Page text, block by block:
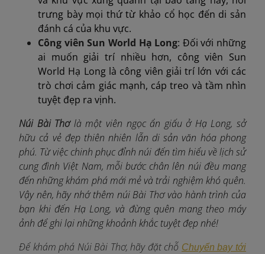
trưng bày mọi thứ từ khảo cổ học đến di sản
đánh cá của khu vực.
Công viên Sun World Hạ Long: Đối với những
ai muốn giải trí nhiều hơn, công viên Sun
World Hạ Long là công viên giải trí lớn với các
trò chơi cảm giác mạnh, cáp treo và tầm nhìn
tuyệt đẹp ra vịnh.
Núi Bài Thơlà một viên ngọc ẩn giấu ở Hạ Long, sở
hữu cả vẻ đẹp thiên nhiên lẫn di sản văn hóa phong
phú. Từ việc chinh phục đỉnh núi đến tìm hiểu về lịch sử
cung đình Việt Nam, mỗi bước chân lên núi đều mang
đến những khám phá mới mẻ và trải nghiệm khó quên.
Vậy nên, hãy nhớ thêm núi Bài Thơ vào hành trình của
bạn khi đến Hạ Long, và đừng quên mang theo máy
ảnh để ghi lại những khoảnh khắc tuyệt đẹp nhé!
Để khám phá Núi Bài Thơ, hãy đặt chỗ Chuyến bay tới